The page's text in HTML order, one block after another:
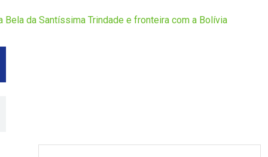
da Santíssima Trindade e fronteira com a Bolívia